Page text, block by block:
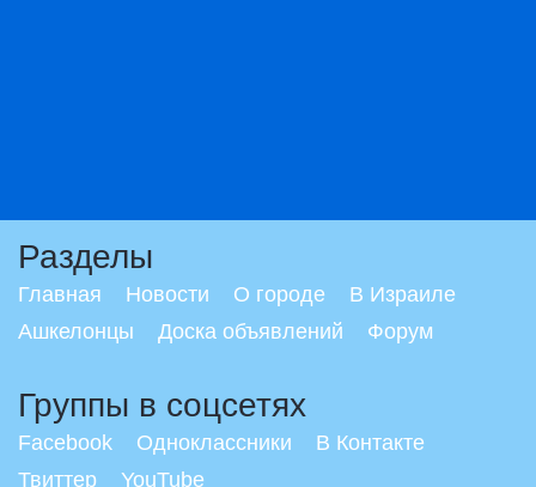
Разделы
Главная Новости О городе
В Израиле
Ашкелонцы
Доска объявлений Форум
Группы в соцсетях
Facebook Одноклассники
В Контакте
Твиттер
YouTube